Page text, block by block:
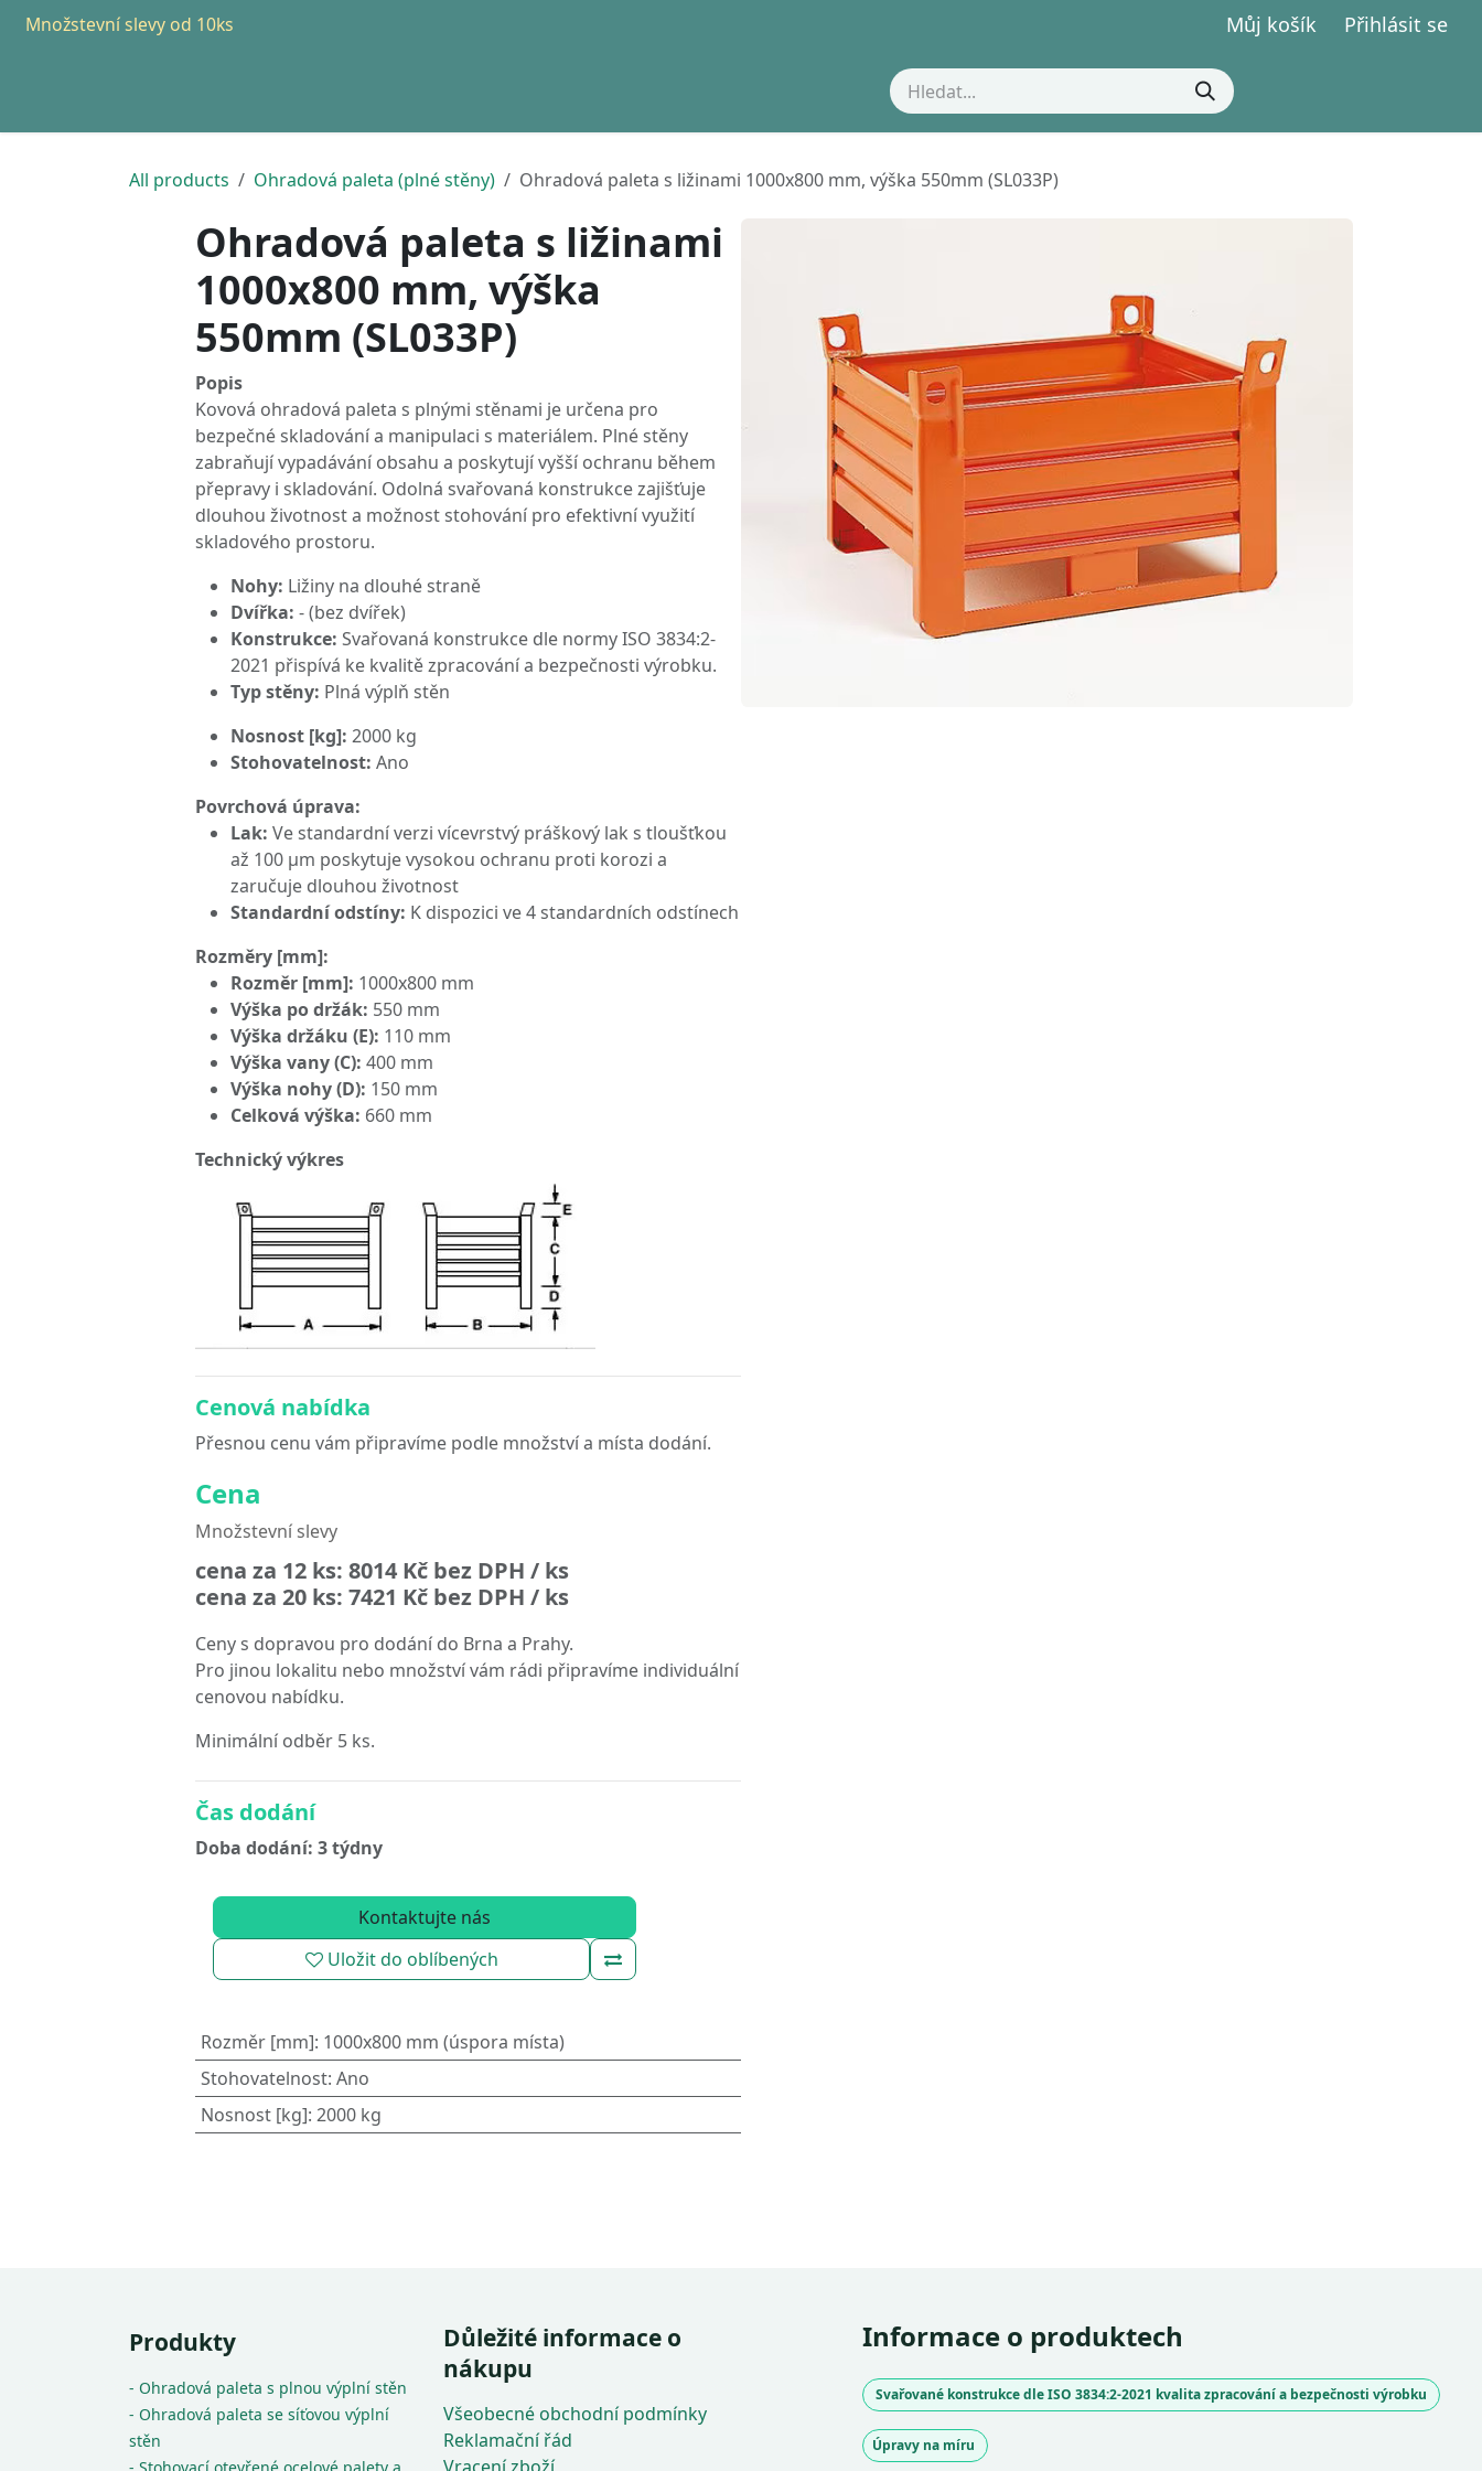
Přejít na obsah
Množstevní slevy od 10ks Můj košík Přihlásit se
All products Ohradová paleta (plné stěny) Ohradová paleta s ližinami 1000x800 mm, výška 550mm (SL033P)
Ohradová paleta s ližinami
1000x800 mm, výška
550mm (SL033P)
Popis
Kovová ohradová paleta s plnými stěnami je určena pro
bezpečné skladování a manipulaci s materiálem. Plné stěny
zabraňují vypadávání obsahu a poskytují vyšší ochranu během
přepravy i skladování. Odolná svařovaná konstrukce zajišťuje
dlouhou životnost a možnost stohování pro efektivní využití
skladového prostoru.
Nohy: Ližiny na dlouhé straně
Dvířka: - (bez dvířek)
Konstrukce: Svařovaná konstrukce dle normy ISO 3834:2-
2021 přispívá ke kvalitě zpracování a bezpečnosti výrobku.
Typ stěny: Plná výplň stěn
Nosnost [kg]: 2000 kg
Stohovatelnost: Ano
Povrchová úprava:
Lak: Ve standardní verzi vícevrstvý práškový lak s tloušťkou
až 100 μm poskytuje vysokou ochranu proti korozi a
zaručuje dlouhou životnost
Standardní odstíny: K dispozici ve 4 standardních odstínech
Rozměry [mm]:
Rozměr [mm]: 1000x800 mm
Výška po držák: 550 mm
Výška držáku (E): 110 mm
Výška vany (C): 400 mm
Výška nohy (D): 150 mm
Celková výška: 660 mm
Technický výkres
Cenová nabídka
Přesnou cenu vám připravíme podle množství a místa dodání.
Cena
Množstevní slevy
cena za 12 ks: 8014 Kč bez DPH / ks
cena za 20 ks: 7421 Kč bez DPH / ks
Ceny s dopravou pro dodání do Brna a Prahy.
Pro jinou lokalitu nebo množství vám rádi připravíme individuální
cenovou nabídku.
Minimální odběr 5 ks.
Čas dodání
Doba dodání: 3 týdny
Kontaktujte nás
Uložit do oblíbených
Rozměr [mm]: 1000x800 mm (úspora místa)
Stohovatelnost: Ano
Nosnost [kg]: 2000 kg
Produkty
- Ohradová paleta s plnou výplní stěn
- Ohradová paleta se síťovou výplní
stěn
Důležité informace o
nákupu
Všeobecné obchodní podmínky
Reklamační řád
Informace o produktech
Svařované konstrukce dle ISO 3834:2-2021 kvalita zpracování a bezpečnosti výrobku
Úpravy na míru